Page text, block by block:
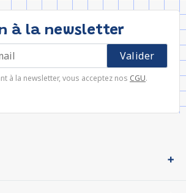
à la newsletter
à la newsletter, vous acceptez nos CGU.